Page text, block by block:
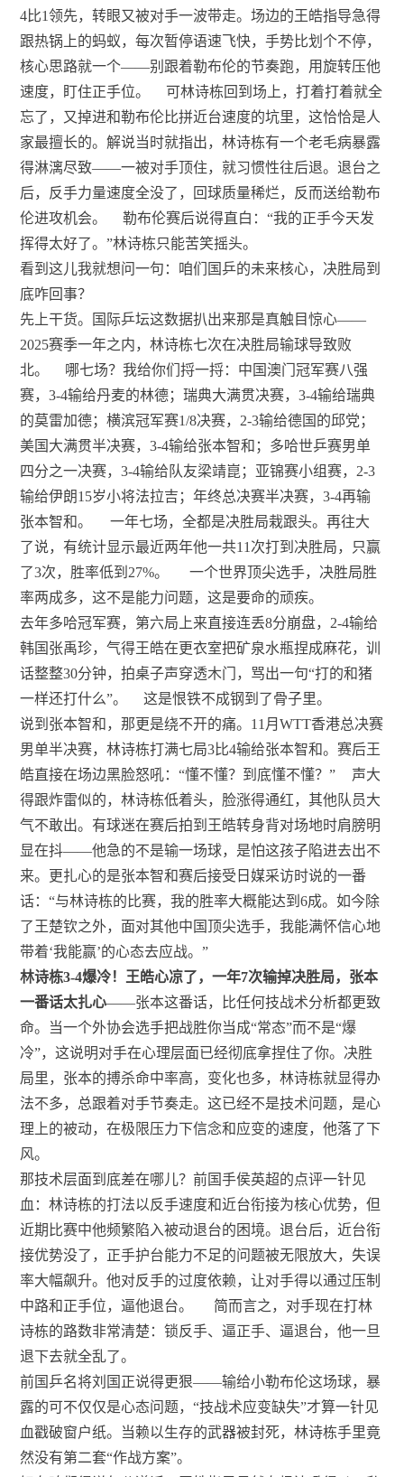
4比1领先，转眼又被对手一波带走。场边的王皓指导急得
跟热锅上的蚂蚁，每次暂停语速飞快，手势比划个不停，
核心思路就一个——别跟着勒布伦的节奏跑，用旋转压他
速度，盯住正手位。
可林诗栋回到场上，打着打着就全
忘了，又掉进和勒布伦比拼近台速度的坑里，这恰恰是人
家最擅长的。解说当时就指出，林诗栋有一个老毛病暴露
得淋漓尽致——一被对手顶住，就习惯性往后退。退台之
后，反手力量速度全没了，回球质量稀烂，反而送给勒布
伦进攻机会。
勒布伦赛后说得直白：“我的正手今天发
挥得太好了。”林诗栋只能苦笑摇头。
看到这儿我就想问一句：咱们国乒的未来核心，决胜局到
底咋回事？
先上干货。国际乒坛这数据扒出来那是真触目惊心——
2025赛季一年之内，林诗栋七次在决胜局输球导致败
北。
哪七场？我给你们捋一捋：中国澳门冠军赛八强
赛，3-4输给丹麦的林德；瑞典大满贯决赛，3-4输给瑞典
的莫雷加德；横滨冠军赛1/8决赛，2-3输给德国的邱党；
美国大满贯半决赛，3-4输给张本智和；多哈世乒赛男单
四分之一决赛，3-4输给队友梁靖崑；亚锦赛小组赛，2-3
输给伊朗15岁小将法拉吉；年终总决赛半决赛，3-4再输
张本智和。
一年七场，全都是决胜局栽跟头。再往大
了说，有统计显示最近两年他一共11次打到决胜局，只赢
了3次，胜率低到27%。
一个世界顶尖选手，决胜局胜
率两成多，这不是能力问题，这是要命的顽疾。
去年多哈冠军赛，第六局上来直接连丢8分崩盘，2-4输给
韩国张禹珍，气得王皓在更衣室把矿泉水瓶捏成麻花，训
话整整30分钟，拍桌子声穿透木门，骂出一句“打的和猪
一样还打什么”。
这是恨铁不成钢到了骨子里。
说到张本智和，那更是绕不开的痛。11月WTT香港总决赛
男单半决赛，林诗栋打满七局3比4输给张本智和。赛后王
皓直接在场边黑脸怒吼：“懂不懂？到底懂不懂？”
声大
得跟炸雷似的，林诗栋低着头，脸涨得通红，其他队员大
气不敢出。有球迷在赛后拍到王皓转身背对场地时肩膀明
显在抖——他急的不是输一场球，是怕这孩子陷进去出不
来。更扎心的是张本智和赛后接受日媒采访时说的一番
话：“与林诗栋的比赛，我的胜率大概能达到6成。如今除
了王楚钦之外，面对其他中国顶尖选手，我能满怀信心地
带着‘我能赢’的心态去应战。”
林诗栋3-4爆冷！王皓心凉了，一年7次输掉决胜局，张本
一番话太扎心——张本这番话，比任何技战术分析都更致
命。当一个外协会选手把战胜你当成“常态”而不是“爆
冷”，这说明对手在心理层面已经彻底拿捏住了你。决胜
局里，张本的搏杀命中率高，变化也多，林诗栋就显得办
法不多，总跟着对手节奏走。这已经不是技术问题，是心
理上的被动，在极限压力下信念和应变的速度，他落了下
风。
那技术层面到底差在哪儿？前国手侯英超的点评一针见
血：林诗栋的打法以反手速度和近台衔接为核心优势，但
近期比赛中他频繁陷入被动退台的困境。退台后，近台衔
接优势没了，正手护台能力不足的问题被无限放大，失误
率大幅飙升。他对反手的过度依赖，让对手得以通过压制
中路和正手位，逼他退台。
简而言之，对手现在打林
诗栋的路数非常清楚：锁反手、逼正手、逼退台，他一旦
退下去就全乱了。
前国乒名将刘国正说得更狠——输给小勒布伦这场球，暴
露的可不仅仅是心态问题，“技战术应变缺失”才算一针见
血戳破窗户纸。当赖以生存的武器被封死，林诗栋手里竟
然没有第二套“作战方案”。